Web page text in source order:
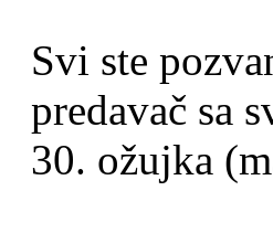
Svi ste
predavač sa
30. ožujka